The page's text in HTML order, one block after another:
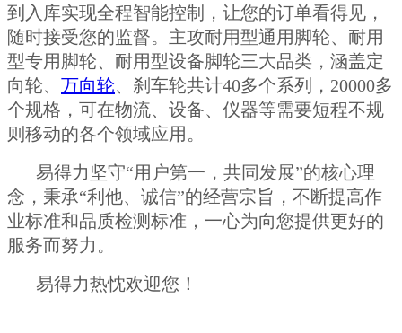
到入库实现全程智能控制，让您的订单看得见，
随时接受您的监督。主攻耐用型通用脚轮、耐用
型专用脚轮、耐用型设备脚轮三大品类，涵盖定
向轮、 万向轮、刹车轮共计40多个系列，20000多
个规格，可在物流、设备、仪器等需要短程不规
则移动的各个领域应用。
易得力坚守“用户第一，共同发展”的核心理
念，秉承“利他、诚信”的经营宗旨，不断提高作
业标准和品质检测标准，一心为向您提供更好的
服务而努力。
易得力热忱欢迎您！